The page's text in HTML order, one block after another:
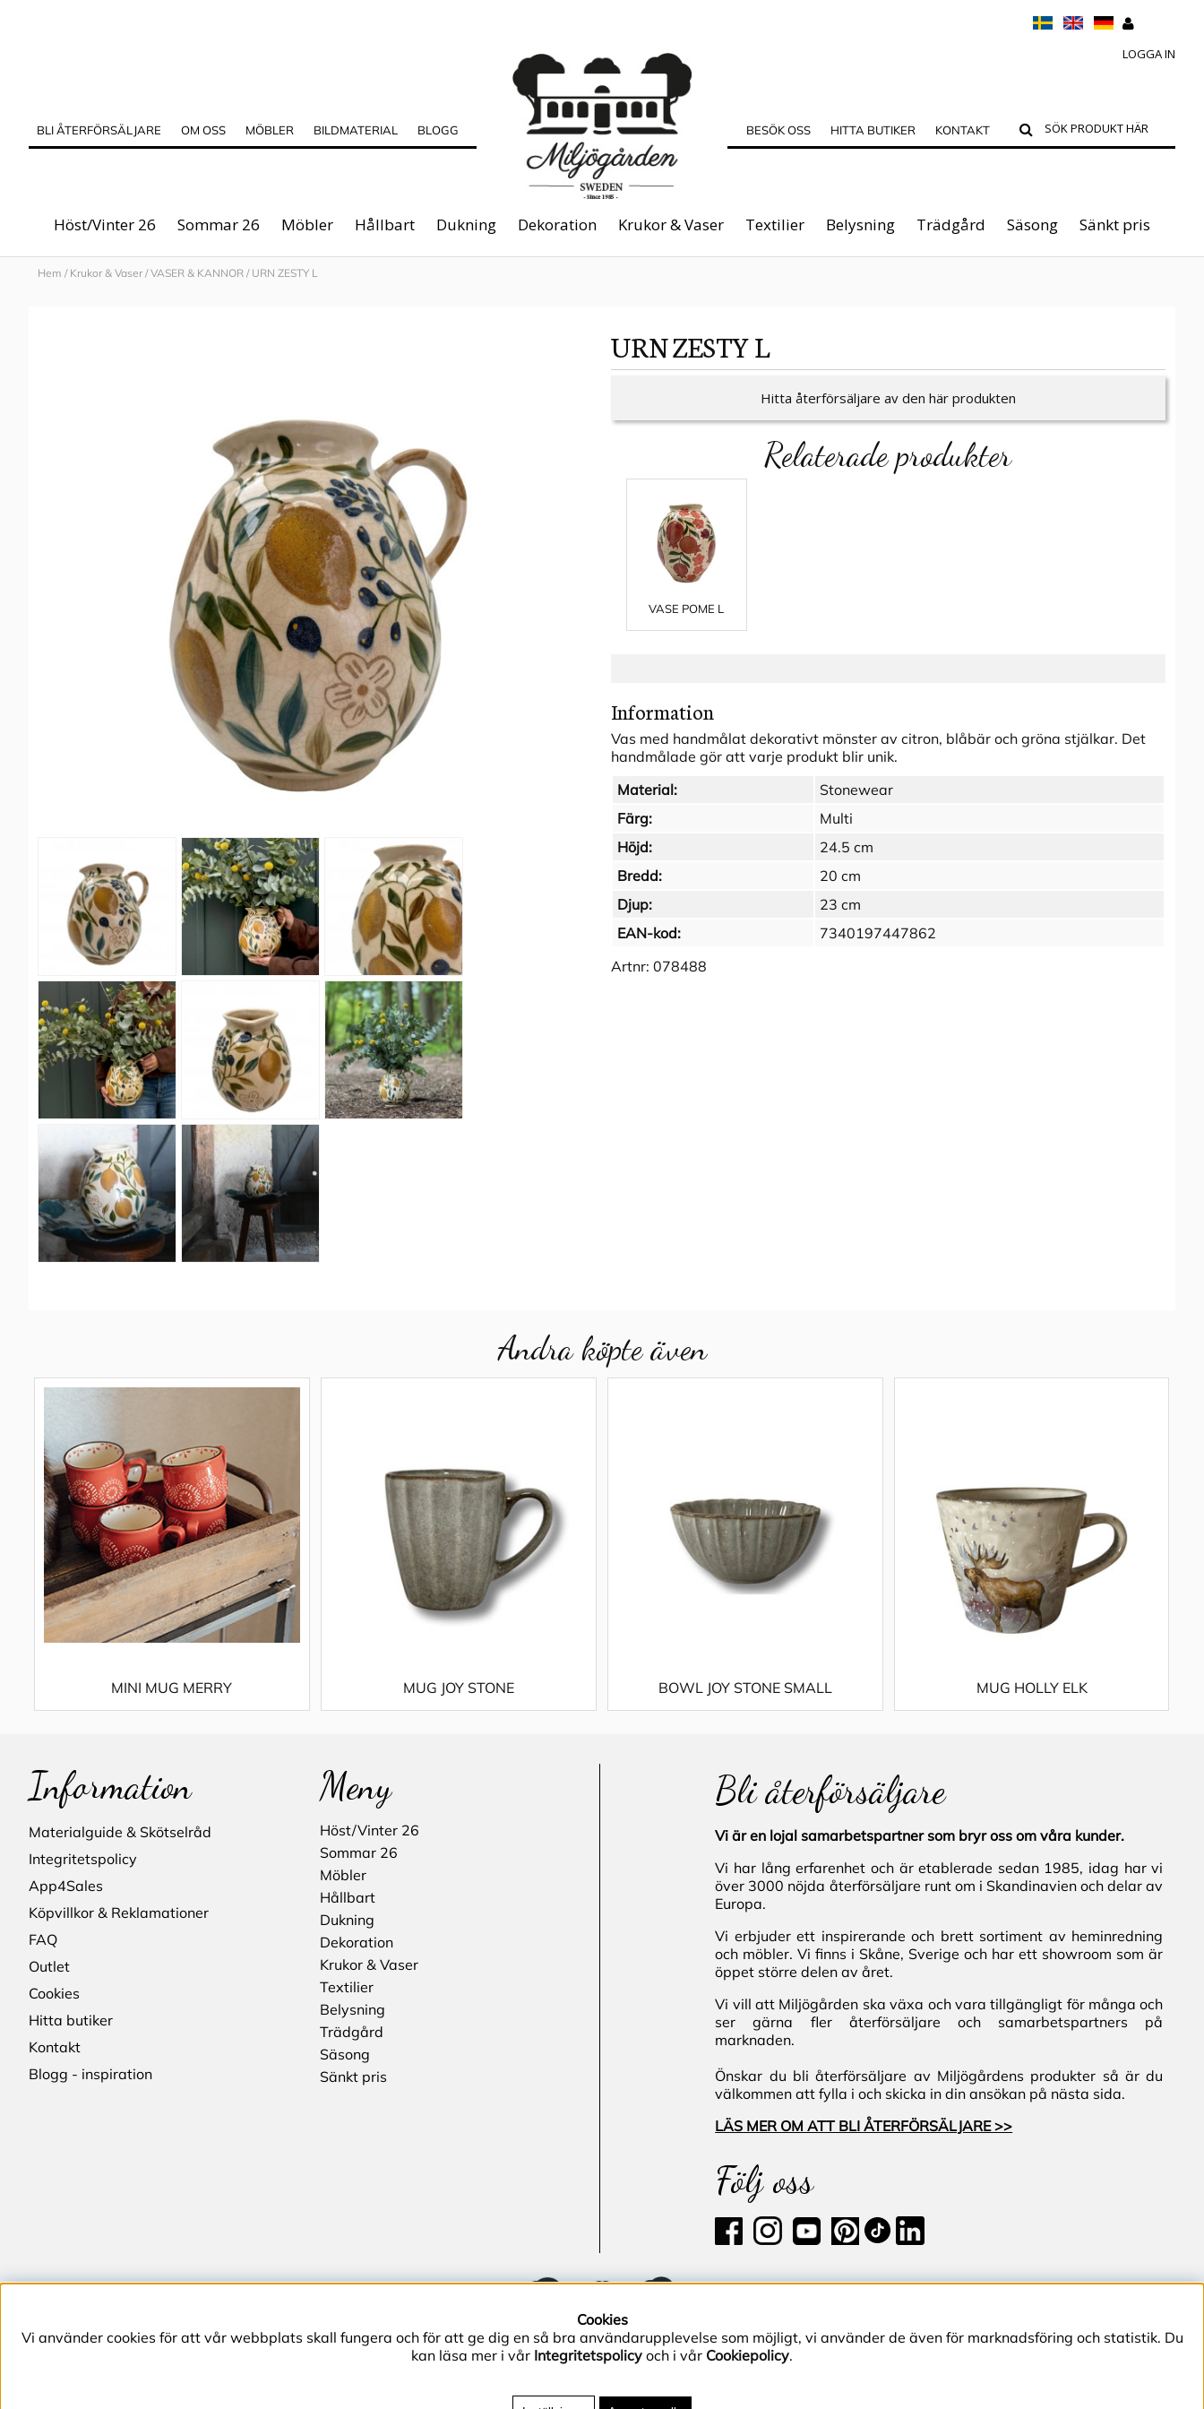
LOGGA IN
BLI ÅTERFÖRSÄLJARE OM OSS MÖBLER BILDMATERIAL BLOGG BESÖK OSS HITTA BUTIKER KONTAKT
Höst/Vinter 26 Sommar 26 Möbler Hållbart Dukning Dekoration Krukor & Vaser Textilier Belysning Trädgård Säsong Sänkt pris
Hem / Krukor & Vaser /VASER & KANNOR / URN ZESTY L
URN ZESTY L
Hitta återförsäljare av den här produkten
Relaterade produkter
VASE POME L
Information
Vas med handmålat dekorativt mönster av citron, blåbär och gröna stjälkar. Det
handmålade gör att varje produkt blir unik.
Material:
Stonewear
Färg:
Multi
Höjd:
24.5 cm
Bredd:
20 cm
Djup:
23 cm
EAN-kod:
7340197447862
Artnr: 078488
Andra köpte även
MINI MUG MERRY MUG JOY STONE BOWL JOY STONE SMALL MUG HOLLY ELK
Information
Materialguide & Skötselråd
Integritetspolicy
App4Sales
Köpvillkor & Reklamationer
FAQ
Outlet
Cookies
Hitta butiker
Kontakt
Blogg - inspiration
Meny
Höst/Vinter 26
Sommar 26
Möbler
Hållbart
Dukning
Dekoration
Krukor & Vaser
Textilier
Belysning
Trädgård
Säsong
Sänkt pris
Bli återförsäljare
Vi är en lojal samarbetspartner som bryr oss om våra kunder.
Vi har lång erfarenhet och är etablerade sedan 1985, idag har vi
över 3000 nöjda återförsäljare runt om i Skandinavien och delar av
Europa.
Vi erbjuder ett inspirerande och brett sortiment av heminredning
och möbler. Vi finns i Skåne, Sverige och har ett showroom som är
öppet större delen av året.
Vi vill att Miljögården ska växa och vara tillgängligt för många och
ser gärna fler återförsäljare och samarbetspartners på
marknaden.
Önskar du bli återförsäljare av Miljögårdens produkter så är du
välkommen att fylla i och skicka in din ansökan på nästa sida.
LÄS MER OM ATT BLI ÅTERFÖRSÄLJARE >>
Följ oss
Cookies
Vi använder cookies för att vår webbplats skall fungera och för att ge dig en så bra användarupplevelse som möjligt, vi använder de även för marknadsföring och statistik. Du
kan läsa mer i vår Integritetspolicy och i vår Cookiepolicy.